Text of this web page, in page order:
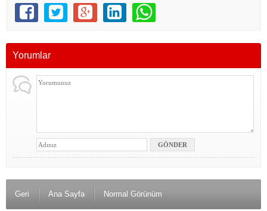
Yorumlar
Geri Ana Sayfa Normal Görünüm